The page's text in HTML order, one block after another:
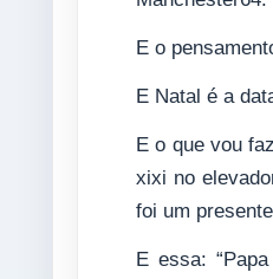
E o
E Natal é a
E o que vou
xixi no
foi um
E essa: